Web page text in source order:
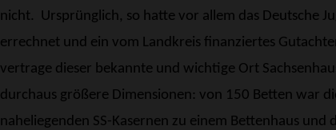
nicht.
Ursprünglich, so hatte vor allem das Deutsche
errechnet und ein vom Landkreis finanziertes
vertrage dieser bekannte und wichtige Ort
durchaus größere Dimensionen: von 150 Betten war
naheliegenden SS-Kasernen zu einem Bettenhaus